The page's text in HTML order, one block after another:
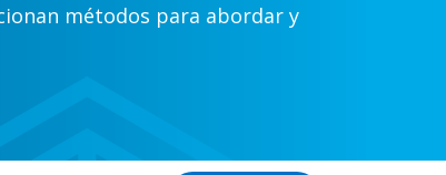
métodos para abordar y